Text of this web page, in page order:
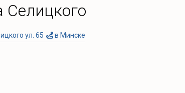
ул. 65 в Минске